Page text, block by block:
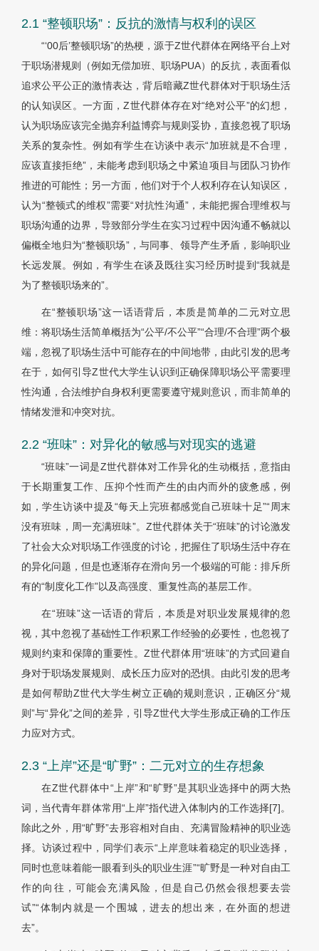
2.1 “整顿职场”：反抗的激情与权利的误区
“‘00后’整顿职场”的热梗，源于Z世代群体在网络平台上对
于职场潜规则（例如无偿加班、职场PUA）的反抗，表面看似
追求公平公正的激情表达，背后暗藏Z世代群体对于职场生活
的认知误区。一方面，Z世代群体存在对“绝对公平”的幻想，
认为职场应该完全抛弃利益博弈与规则妥协，直接忽视了职场
关系的复杂性。例如有学生在访谈中表示“加班就是不合理，
应该直接拒绝”，未能考虑到职场之中紧迫项目与团队习协作
推进的可能性；另一方面，他们对于个人权利存在认知误区，
认为“整顿式的维权”需要“对抗性沟通”，未能把握合理维权与
职场沟通的边界，导致部分学生在实习过程中因沟通不畅就以
偏概全地归为“整顿职场”，与同事、领导产生矛盾，影响职业
长远发展。例如，有学生在谈及既往实习经历时提到“我就是
为了整顿职场来的”。
在“整顿职场”这一话语背后，本质是简单的二元对立思
维：将职场生活简单概括为“公平/不公平”“合理/不合理”两个极
端，忽视了职场生活中可能存在的中间地带，由此引发的思考
在于，如何引导Z世代大学生认识到正确保障职场公平需要理
性沟通，合法维护自身权利更需要遵守规则意识，而非简单的
情绪发泄和冲突对抗。
2.2 “班味”：对异化的敏感与对现实的逃避
“班味”一词是Z世代群体对工作异化的生动概括，意指由
于长期重复工作、压抑个性而产生的由内而外的疲惫感，例
如，学生访谈中提及“每天上完班都感觉自己班味十足”“周末
没有班味，周一充满班味”。Z世代群体关于“班味”的讨论激发
了社会大众对职场工作强度的讨论，把握住了职场生活中存在
的异化问题，但是也逐渐存在滑向另一个极端的可能：排斥所
有的“制度化工作”以及高强度、重复性高的基层工作。
在“班味”这一话语的背后，本质是对职业发展规律的忽
视，其中忽视了基础性工作积累工作经验的必要性，也忽视了
规则约束和保障的重要性。Z世代群体用“班味”的方式回避自
身对于职场发展规则、成长压力应对的恐惧。由此引发的思考
是如何帮助Z世代大学生树立正确的规则意识，正确区分“规
则”与“异化”之间的差异，引导Z世代大学生形成正确的工作压
力应对方式。
2.3 “上岸”还是“旷野”：二元对立的生存想象
在Z世代群体中“上岸”和“旷野”是其职业选择中的两大热
词，当代青年群体常用“上岸”指代进入体制内的工作选择[7]。
除此之外，用“旷野”去形容相对自由、充满冒险精神的职业选
择。访谈过程中，同学们表示“上岸意味着稳定的职业选择，
同时也意味着能一眼看到头的职业生涯”“旷野是一种对自由工
作的向往，可能会充满风险，但是自己仍然会很想要去尝
试”“体制内就是一个围城，进去的想出来，在外面的想进
去”。